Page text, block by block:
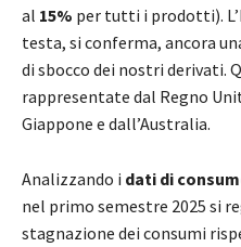
al 15% per tutti i prodotti).
testa, si conferma, ancora
di sbocco dei nostri derivati.
rappresentate dal Regno
Giappone e dall’Australia.
Analizzando i dati di
nel primo semestre 2025 si
stagnazione dei consumi